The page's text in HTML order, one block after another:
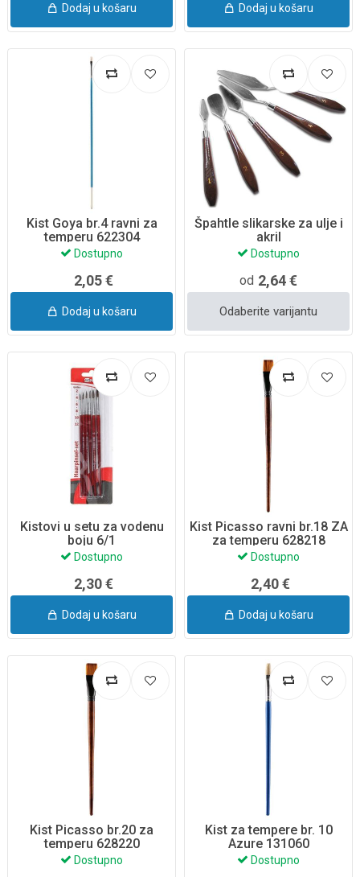
Dodaj u košaru Dodaj u košaru
Kist Goya br.4 ravni za
temperu 622304
Dostupno
2,05 €
Dodaj u košaru
Špahtle slikarske za ulje i
akril
Dostupno
od 2,64 €
Odaberite varijantu
Kistovi u setu za vodenu
boju 6/1
Dostupno
2,30 €
Dodaj u košaru
Kist Picasso ravni br.18 ZA
za temperu 628218
Dostupno
2,40 €
Dodaj u košaru
Kist Picasso br.20 za
temperu 628220
Dostupno
Kist za tempere br. 10
Azure 131060
Dostupno